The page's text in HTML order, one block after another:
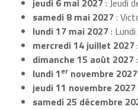
jeudi 6 mai 2027: Jeudi
samedi 8 mai 2027:
lundi 17 mai 2027:
mercredi 14 juillet 2027
dimanche 15 août 2027
lundi 1er novembre 2027
jeudi 11 novembre 2027
samedi 25 décembre